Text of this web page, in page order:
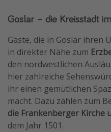
Goslar – die Kreisstadt
Gäste, die in Goslar ihren
in direkter Nähe zum
den nordwestlichen
hier zahlreiche
ihr einen gemütlichen
macht. Dazu zählen zum
die Frankenberger Kirche
dem Jahr 1501.